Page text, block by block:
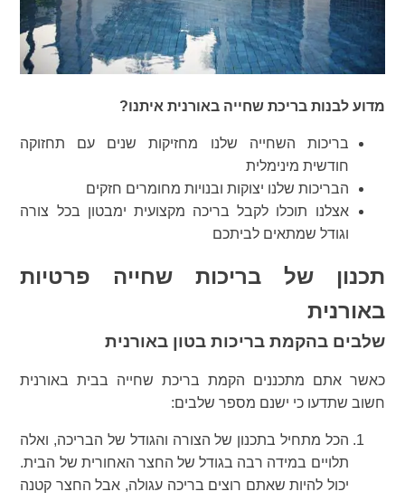
מדוע לבנות בריכת שחייה באורנית איתנו?
בריכות השחייה שלנו מחזיקות שנים עם תחזוקה
חודשית מינימלית
הבריכות שלנו יצוקות ובנויות מחומרים חזקים
אצלנו תוכלו לקבל בריכה מקצועית ימבטון בכל צורה
וגודל שמתאים לביתכם
תכנון של בריכות שחייה פרטיות
באורנית
שלבים בהקמת בריכות בטון באורנית
כאשר אתם מתכננים הקמת בריכת שחייה בבית באורנית
חשוב שתדעו כי ישנם מספר שלבים:
הכל מתחיל בתכנון של הצורה והגודל של הבריכה, ואלה
תלויים במידה רבה בגודל של החצר האחורית של הבית.
יכול להיות שאתם רוצים בריכה עגולה, אבל החצר קטנה